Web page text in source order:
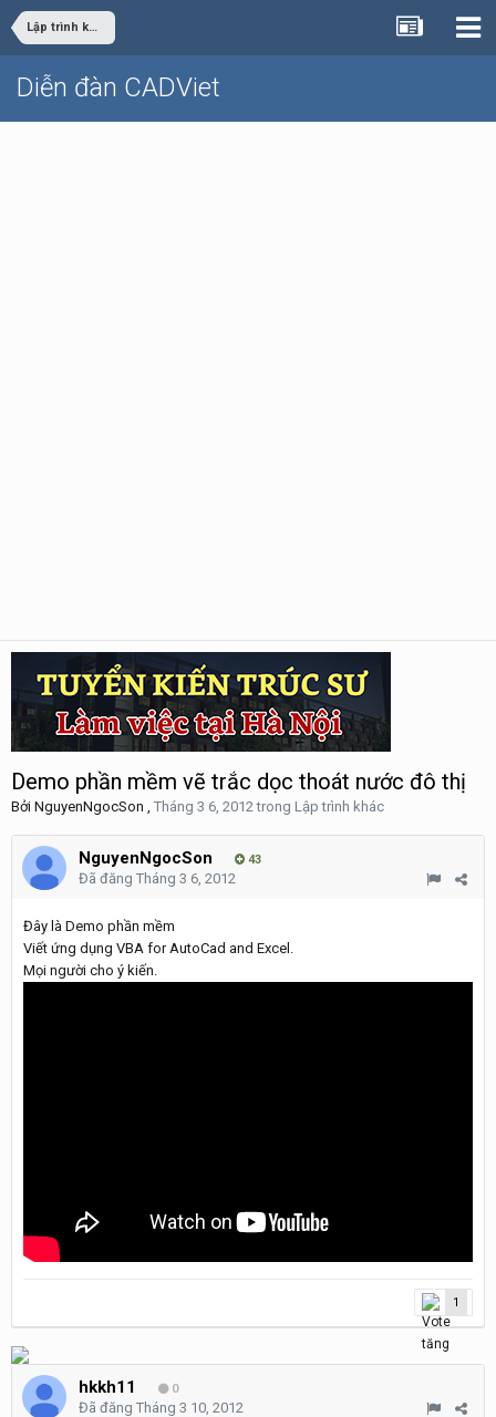
Lập trình khác
Diễn đàn CADViet
Demo phần mềm vẽ trắc dọc thoát nước đô thị
Bởi NguyenNgocSon , Tháng 3 6, 2012trong Lập trình khác
NguyenNgocSon 43
Đã đăng Tháng 3 6, 2012
Đây là Demo phần mềm
Viết ứng dụng VBA for AutoCad and Excel.
Mọi người cho ý kiến.
1
hkkh11 0
Đã đăng Tháng 3 10, 2012